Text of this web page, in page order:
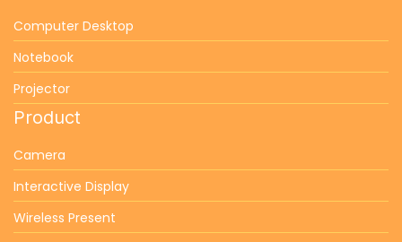
Computer Desktop
Notebook
Projector
Product
Camera
Interactive Display
Wireless Present